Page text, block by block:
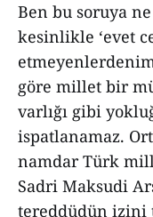
Ben bu soruya
kesinlikle ‘evet
göre millet bir
varlığı gibi
ispatlanamaz.
namdar Türk
Sadri Maksudi
tereddüdün izini